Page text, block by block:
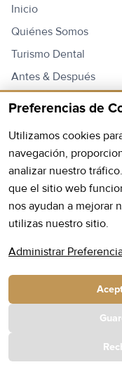
Inicio
Quiénes Somos
Turismo Dental
Antes & Después
Contáctanos
Abierto:Lunes -
Sábado: 9AM - 13PM
Teléfono:+355 69 20
Calle
Preferencias de
Utilizamos cookies
navegación,
analizar nuestro
que el sitio web
nos ayudan a mejorar
utilizas nuestro sitio.
Administrar